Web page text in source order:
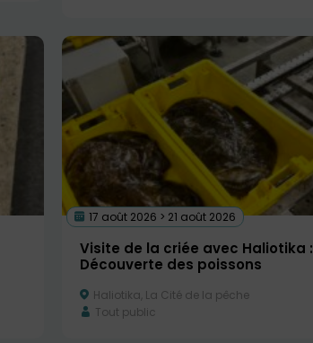
17 août 2026 > 21 août 2026
Visite de la criée avec Haliotika :
Découverte des poissons
Haliotika, La Cité de la pêche
Tout public